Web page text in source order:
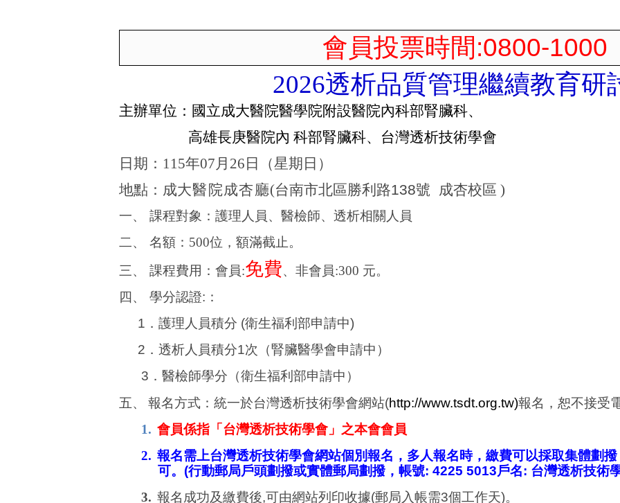
會員投票時間:0800-1000
2026透析品質管理繼續教育研
主辦單位：國立成大醫院醫學院附設醫院內科部腎臟科、
高雄長庚醫院內 科部腎臟科、台灣透析技術學會
日期： 115年07月 26 日（星期日）
地點： 成大醫院成杏廳(台南市北區勝利路138號 成杏校區 )
一、 課程對象：護理人員、 醫檢師、透析相關人員
二、
名額： 500位 ，額滿截止。
三、
課程費用：會員:免費、非會員:300 元。
四、
學分認證: ：
1． 護理人員積分 (衛生福利部申請中)
2． 透析人員積分1次 （腎臟醫學會申請中）
3． 醫檢師學分（衛生福利部申請中）
五、
報名方式：統一於台灣透析技術學會網站(http://www.tsdt.org.tw)報名，恕不接受
1. 會員係指「台灣透析技術學會」之本會會員
2. 報名需上台灣透析技術學會網站個別報名，多人報名時，繳費可以採取集體劃
可。 (行動郵局戶頭劃撥或實體郵局劃撥，帳號: 4225 5013戶名: 台灣透析技術
3. 報名成功及繳費後,可由網站列印收據(郵局入帳需3個工作天)。